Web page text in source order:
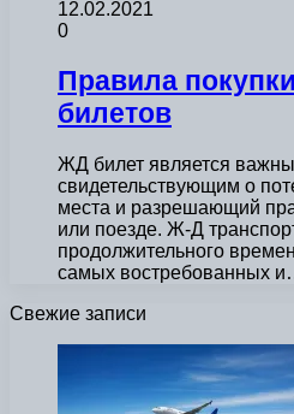
12.02.2021
0
Правила
билетов
ЖД билет является
свидетельствующим о
места и разрешающий
или поезде. Ж-Д
продолжительного
самых востребованных
Свежие записи